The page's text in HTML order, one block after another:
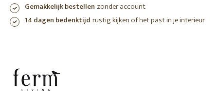
Gemakkelijk bestellen zonder account
14 dagen bedenktijd rustig kijken of het past in je interieur